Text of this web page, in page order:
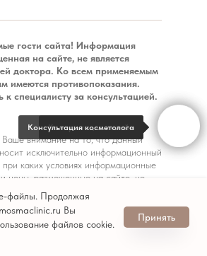
файлы. Продолжая
Вы
файлов cookie.
Принять
Консультация онлайн
Консультация косметолога
гости сайта! Информация
на сайте, не является
доктора. Ко всем применяемым
имеются противопоказания.
специалисту за консультацией.
внимание на то, что данный
исключительно информационный
каких условиях информационные
цены, размещенные на сайте, не
офертой, определяемой
437 Гражданского кодекса РФ.
Моисеева Мария Александровна